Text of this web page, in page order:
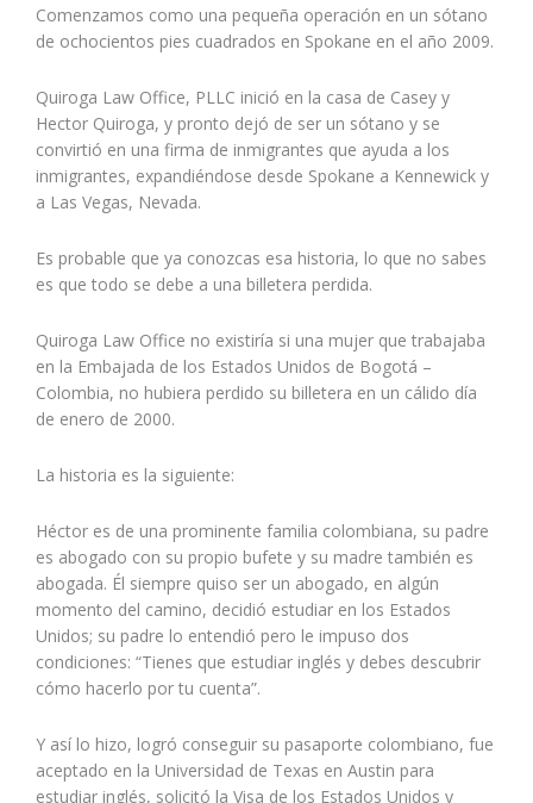
Comenzamos como una pequeña operación en un sótano
de ochocientos pies cuadrados en Spokane en el año 2009.
Quiroga Law Office, PLLC inició en la casa de Casey y
Hector Quiroga, y pronto dejó de ser un sótano y se
convirtió en una firma de inmigrantes que ayuda a los
inmigrantes, expandiéndose desde Spokane a Kennewick y
a Las Vegas, Nevada.
Es probable que ya conozcas esa historia, lo que no sabes
es que todo se debe a una billetera perdida.
Quiroga Law Office no existiría si una mujer que trabajaba
en la Embajada de los Estados Unidos de Bogotá –
Colombia, no hubiera perdido su billetera en un cálido día
de enero de 2000.
La historia es la siguiente:
Héctor es de una prominente familia colombiana, su padre
es abogado con su propio bufete y su madre también es
abogada. Él siempre quiso ser un abogado, en algún
momento del camino, decidió estudiar en los Estados
Unidos; su padre lo entendió pero le impuso dos
condiciones: “Tienes que estudiar inglés y debes descubrir
cómo hacerlo por tu cuenta”.
Y así lo hizo, logró conseguir su pasaporte colombiano, fue
aceptado en la Universidad de Texas en Austin para
estudiar inglés, solicitó la Visa de los Estados Unidos y